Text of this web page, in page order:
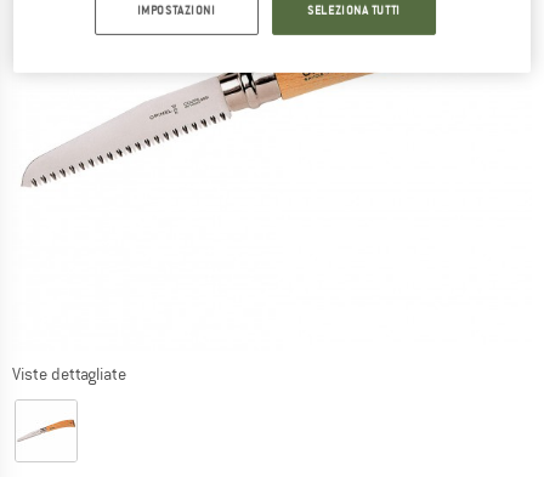
Viste dettagliate
IMPOSTAZIONI SELEZIONA TUTTI